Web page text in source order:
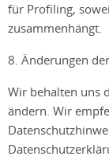
für Profiling,
zusammenhängt.
8. Änderungen
Wir behalten uns
ändern. Wir